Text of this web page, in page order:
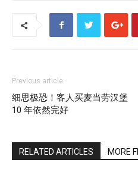
Previous article
细思极恐！客人买麦当劳汉堡
10 年依然完好
RELATED ARTICLES MORE